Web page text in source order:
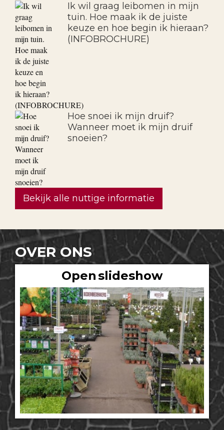
Ik wil graag leibomen in mijn
tuin. Hoe maak ik de juiste
keuze en hoe begin ik hieraan?
(INFOBROCHURE)
Hoe snoei ik mijn druif?
Wanneer moet ik mijn druif
snoeien?
Bekijk alle nuttige informatie
OVER ONS
Open slideshow